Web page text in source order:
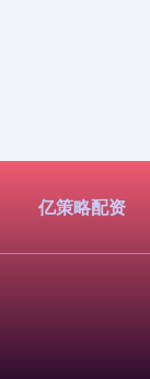
亿策略配资